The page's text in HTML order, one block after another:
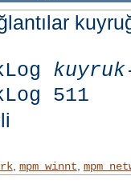
511
, mpm_winnt,